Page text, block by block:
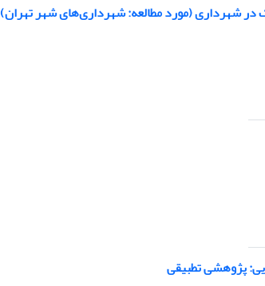
در شهرداری (مورد مطالعه: شهرداری‌های شهر تهران)
پژوهشی تطبیقی